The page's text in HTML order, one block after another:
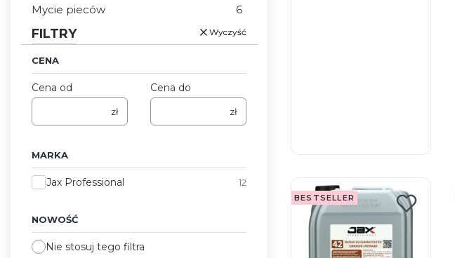
Mycie pieców
6
FILTRY Wyczyść
CENA
Cena od
zł
Cena do
zł
MARKA
MarkaJax Professional 12
NOWOŚĆ
Nie stosuj tego filtra
BESTSELLER